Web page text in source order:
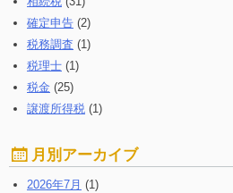
確定申告 (2)
税務調査 (1)
税理士 (1)
税金 (25)
譲渡所得税 (1)
月別アーカイブ
2026年7月 (1)